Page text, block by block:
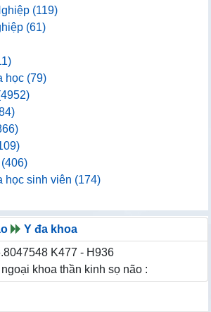
(119)
(61)
học (79)
học sinh viên (174)
Y đa khoa
K477 - H936
khoa thần kinh sọ não :